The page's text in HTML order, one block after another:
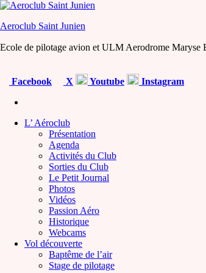
Skip
the
Aeroclub Saint Junien
Ecole de pilotage avion et ULM Aerodrome
Facebook X Youtube Instagram
L’ Aéroclub
Présentation
Agenda
Activités du Club
Sorties du Club
Le Petit Journal
Photos
Vidéos
Passion Aéro
Historique
Webcams
Vol découverte
Baptême de l’air
Stage de pilotage